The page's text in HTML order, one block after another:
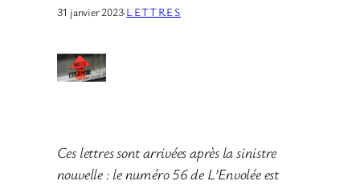
31 janvier 2023·LETTRES
Ces lettres sont arrivées après la sinistre
nouvelle : le numéro 56 de L’Envolée est